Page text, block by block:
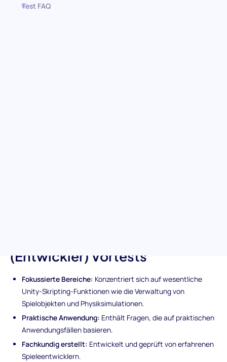
Test FAQ
(Entwickler) Vortests
Fokussierte Bereiche: Konzentriert sich auf wesentliche
Unity-Skripting-Funktionen wie die Verwaltung von
Spielobjekten und Physiksimulationen.
Praktische Anwendung: Enthält Fragen, die auf praktischen
Anwendungsfällen basieren.
Fachkundig erstellt: Entwickelt und geprüft von erfahrenen
Spieleentwicklern.